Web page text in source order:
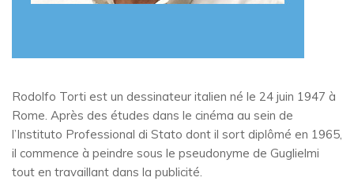
Rodolfo Torti est un dessinateur italien né le 24 juin 1947 à
Rome. Après des études dans le cinéma au sein de
l’Instituto Professional di Stato dont il sort diplômé en 1965,
il commence à peindre sous le pseudonyme de Guglielmi
tout en travaillant dans la publicité.